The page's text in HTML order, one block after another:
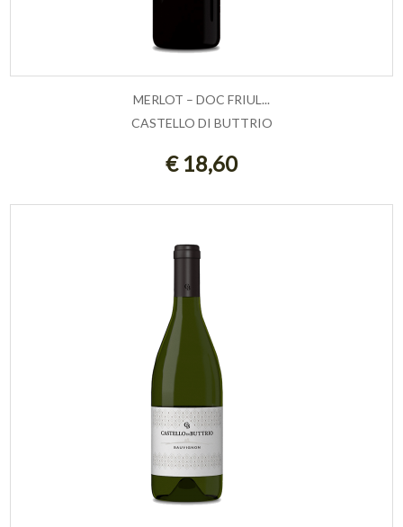
AGGIUNGI AL CARRELLO
MERLOT – DOC FRIUL...
CASTELLO DI BUTTRIO
€ 18,60